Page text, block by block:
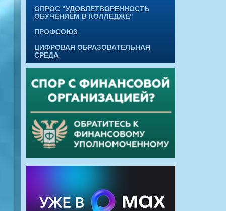
ОПРОС "УДОВЛЕТВОРЕННОСТЬ
ОБУЧЕНИЕМ В КОЛЛЕДЖЕ"
ПРОФСОЮЗ
ЦИФРОВАЯ ОБРАЗОВАТЕЛЬНАЯ
СРЕДА